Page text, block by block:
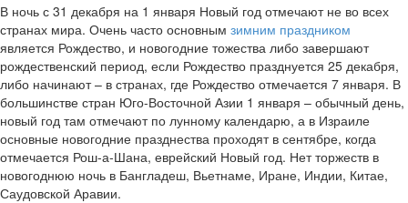
В ночь с 31 декабря на 1 января Новый год отмечают не во всех
странах мира. Очень часто основным зимним праздником
является Рождество, и новогодние тожества либо завершают
рождественский период, если Рождество празднуется 25 декабря,
либо начинают – в странах, где Рождество отмечается 7 января. В
большинстве стран Юго-Восточной Азии 1 января – обычный день,
новый год там отмечают по лунному календарю, а в Израиле
основные новогодние празднества проходят в сентябре, когда
отмечается Рош-а-Шана, еврейский Новый год. Нет торжеств в
новогоднюю ночь в Бангладеш, Вьетнаме, Иране, Индии, Китае,
Саудовской Аравии.